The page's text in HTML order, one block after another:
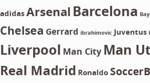
adidasArsenalBarcelona
Chelsea Gerrard ibrahimovic Juventus
Liverpool Man City Man
Real Madrid Ronaldo